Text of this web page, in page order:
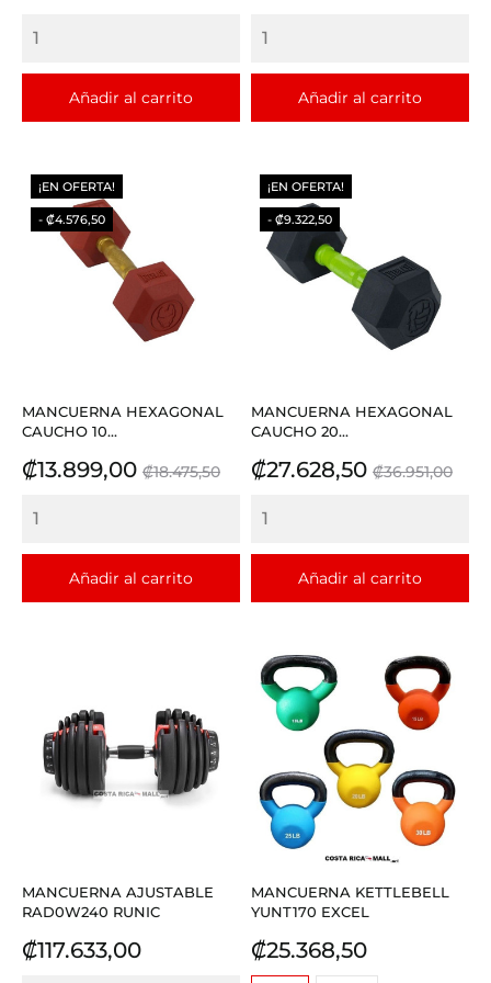
Añadir al carrito Añadir al carrito
MANCUERNA HEXAGONAL
CAUCHO 10...
Precio
₡13.899,00 Precio
₡18.475,50
Añadir al carrito
¡EN OFERTA!
- ₡4.576,50
MANCUERNA HEXAGONAL
CAUCHO 20...
Precio
₡27.628,50 Precio
₡36.951,00
Añadir al carrito
¡EN OFERTA!
- ₡9.322,50
MANCUERNA AJUSTABLE
RAD0W240 RUNIC
Precio
₡117.633,00
MANCUERNA KETTLEBELL
YUNT170 EXCEL
Precio
₡25.368,50